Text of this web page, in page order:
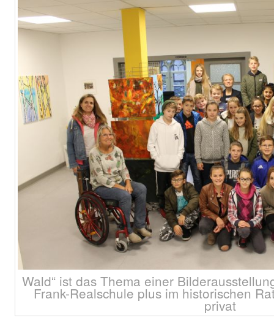
Wald“ ist das Thema einer
Frank-Realschule plus im historischen
privat